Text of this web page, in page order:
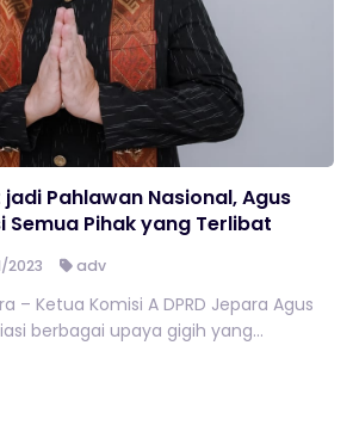
Pahlawan Nasional, Agus
Semua Pihak yang Terlibat
2023 adv
– Ketua Komisi A DPRD Jepara Agus
berbagai upaya gigih yang...